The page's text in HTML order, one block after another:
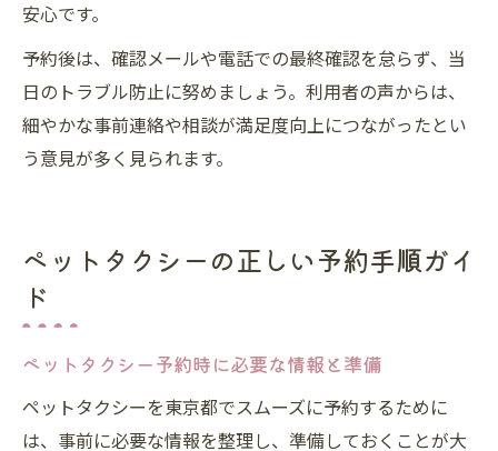
安心です。
予約後は、確認メールや電話での最終確認を怠らず、当
日のトラブル防止に努めましょう。利用者の声からは、
細やかな事前連絡や相談が満足度向上につながったとい
う意見が多く見られます。
ペットタクシーの正しい予約手順ガイ
ド
ペットタクシー予約時に必要な情報と準備
ペットタクシーを東京都でスムーズに予約するために
は、事前に必要な情報を整理し、準備しておくことが大